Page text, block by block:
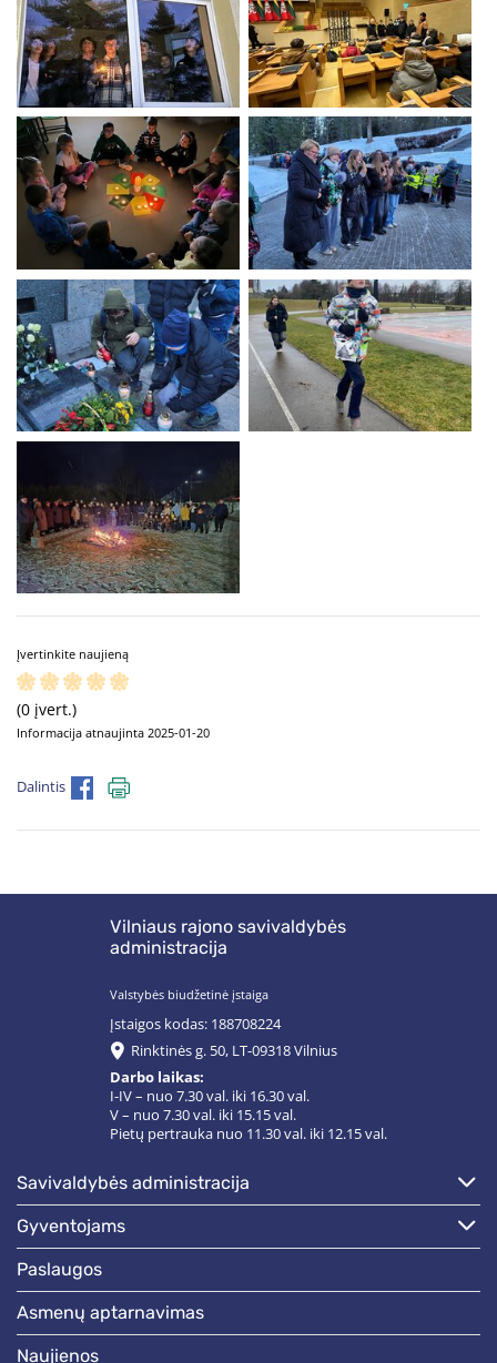
Įvertinkite naujieną
(0 įvert.)
Informacija atnaujinta 2025-01-20
Dalintis
Vilniaus rajono savivaldybės
administracija
Valstybės biudžetinė įstaiga
Įstaigos kodas: 188708224
Rinktinės g. 50, LT-09318 Vilnius
Darbo laikas:
I-IV – nuo 7.30 val. iki 16.30 val.
V – nuo 7.30 val. iki 15.15 val.
Pietų pertrauka nuo 11.30 val. iki 12.15 val.
savivaldybės administracija
gyventojams
paslaugos
asmenų aptarnavimas
naujienos